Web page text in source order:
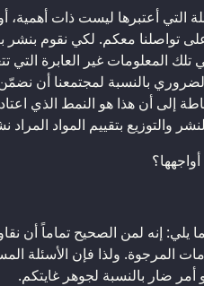
التي أعتبرها ليست ذات أهمية،
على تواصلنا معكم. لكي نقوم
تلك المعلومات غير العابرة التي
بالنسبة لمجتمعنا أن
إلى أن هذا هو النمط الذي
والتوزيع بتقييم المواد المراد
يلي: إنه لمن الصحيح تماماً أن
المرجوة. ولذا فإن الأسئلة
ضار بالنسبة لجوهر غايتكم.